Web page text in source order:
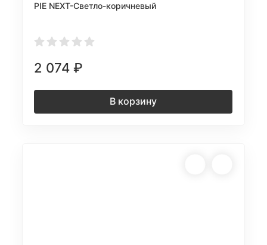
PIE NEXT-Светло-коричневый
2 074₽
В корзину